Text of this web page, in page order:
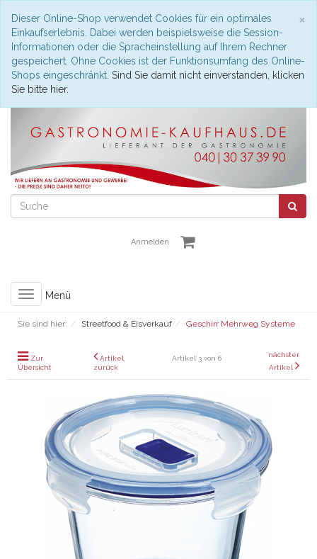
×
Dieser Online-Shop verwendet Cookies für ein optimales
Einkaufserlebnis. Dabei werden beispielsweise die Session-
Informationen oder die Spracheinstellung auf Ihrem Rechner
gespeichert. Ohne Cookies ist der Funktionsumfang des Online-
Shops eingeschränkt. Sind Sie damit nicht einverstanden, klicken
Sie bitte hier.
Anmelden
Toggle
navigation
Menü
Sie sind hier: Streetfood & Eisverkauf Geschirr Mehrweg Systeme
Zur
Übersicht
Artikel
zurück
Artikel 3 von 6
nächster
Artikel